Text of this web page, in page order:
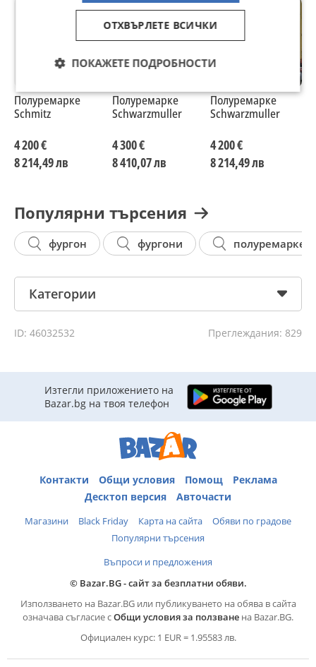
Полуремарке
Schmitz
4 200 €
8 214,49 лв
Полуремарке
Schwarzmuller
4 300 €
8 410,07 лв
Полуремарке
Schwarzmuller
4 200 €
8 214,49 лв
Популярни търсения
фургон фургони полуремарке
Категории
ID: 46032532 Преглеждания: 829
Изтегли приложението на
Bazar.bg на твоя телефон
Контакти Общи условия Помощ
Реклама
Десктоп версия
Авточасти
Магазини Black Friday Карта на сайта
Обяви по градове
Популярни търсения
Въпроси и предложения
© Bazar.BG - сайт за безплатни обяви.
Използването на Bazar.BG или публикуването на обява в сайта
означава съгласие сОбщи условия за ползване на Bazar.BG.
Официален курс: 1 EUR = 1.95583 лв.
ОТХВЪРЛЕТЕ ВСИЧКИ
ПОКАЖЕТЕ ПОДРОБНОСТИ